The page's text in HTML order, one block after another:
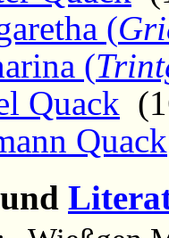
(
(
Quack
Quack